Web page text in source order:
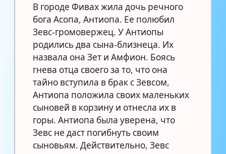
В городе Фивах жила дочь речного
бога Асопа, Антиопа. Ее полюбил
Зевс-громовержец. У Антиопы
родились два сына-близнеца. Их
назвала она Зет и Амфион. Боясь
гнева отца своего за то, что она
тайно вступила в брак с Зевсом,
Антиопа положила своих маленьких
сыновей в корзину и отнесла их в
горы. Антиопа была уверена, что
Зевс не даст погибнуть своим
сыновьям. Действительно, Зевс